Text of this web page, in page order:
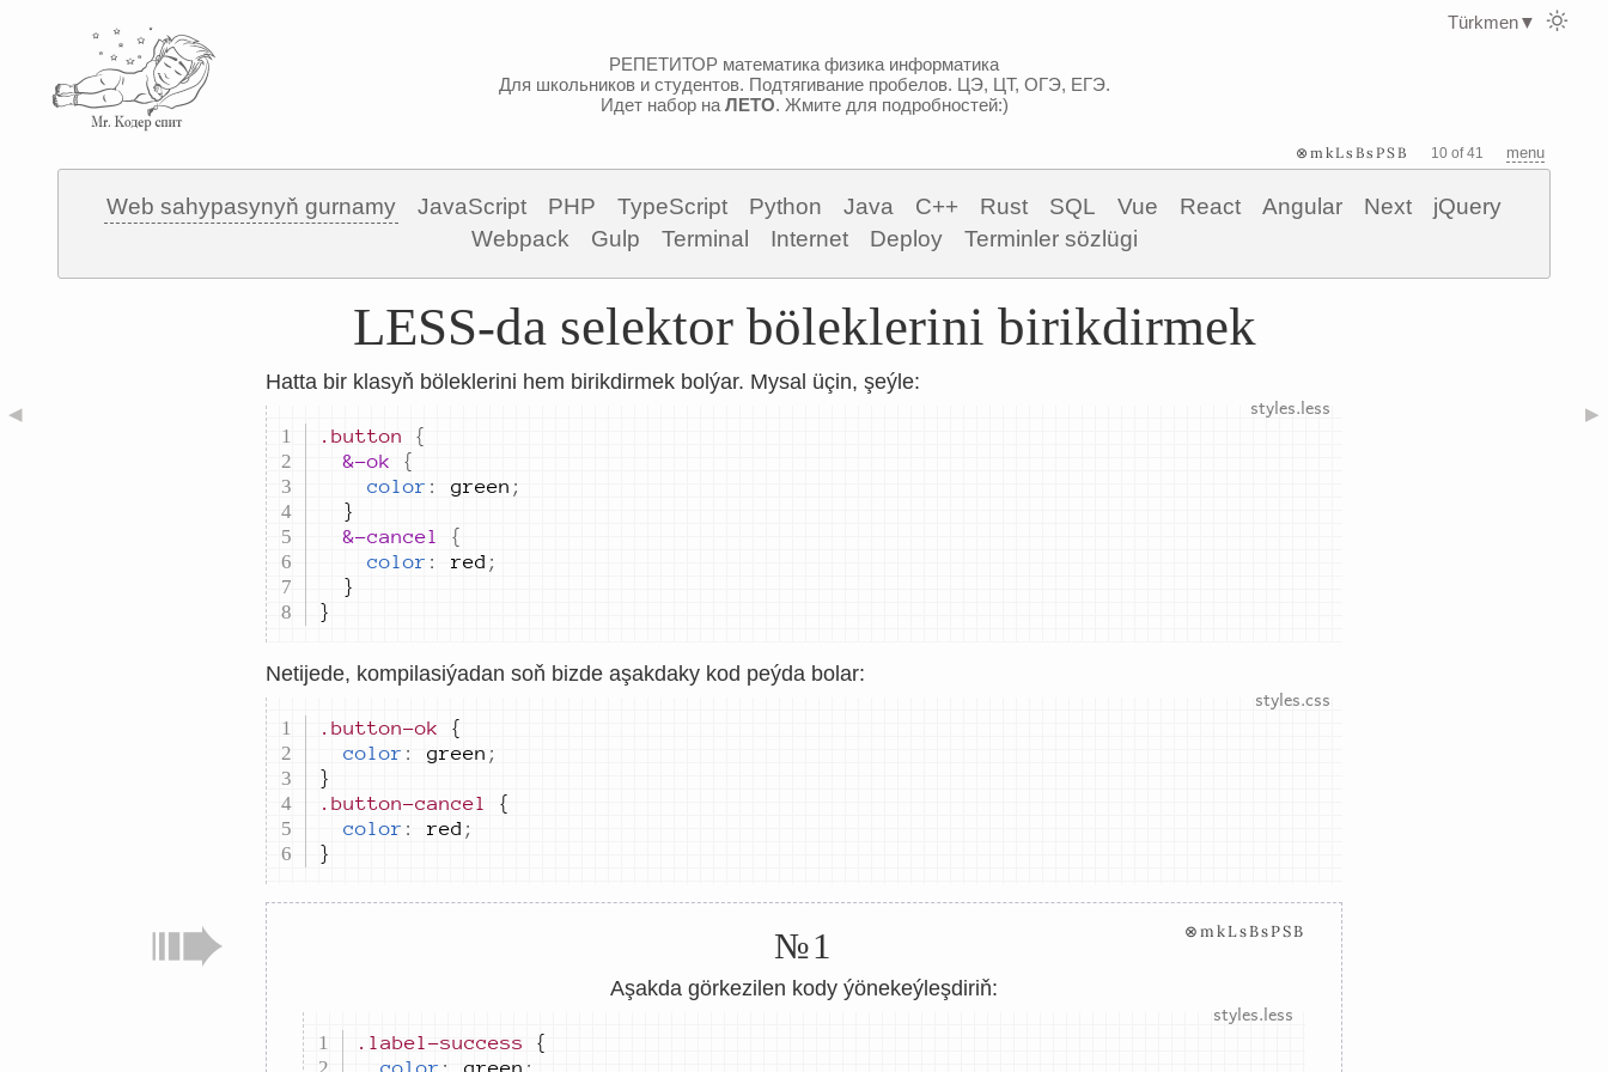
РЕПЕТИТОР математика физика информатика
Для школьников и студентов. Подтягивание пробелов. ЦЭ, ЦТ, ОГЭ, ЕГЭ.
Идет набор на ЛЕТО. Жмите для подробностей:)
⊗mkLsBsPSB 10 of 41 menu
Web sahypasynyň gurnamy JavaScript PHP TypeScript Python Java C++ Rust SQL Vue React Angular Next
jQuery
Webpack
Gulp Terminal Internet Deploy Terminler sözlügi
◀ ▶
LESS-da selektor böleklerini birikdirmek
Hatta bir klasyň böleklerini hem birikdirmek bolýar. Mysal üçin, şeýle:
.button
{
&-ok {
color : green ;
&-cancel {
color : red ;
}
Netijede, kompilasiýadan soň bizde aşakdaky kod peýda bolar:
.button-ok
color : green ;
.button-cancel
color : red ;
}
№1 ⊗mkLsBsPSB
Aşakda görkezilen kody ýönekeýleşdiriň:
.label-success
Türkmen▼